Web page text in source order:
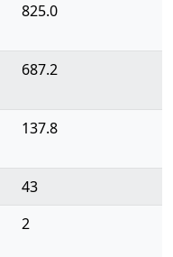
825.0
687.2
137.8
43
2